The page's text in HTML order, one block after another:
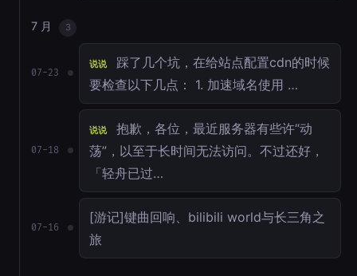
7 月 3
07-23
说说
踩了几个坑，在给站点配置cdn的时候
要检查以下几点： 1. 加速域名使用 …
07-18
说说
抱歉，各位，最近服务器有些许“动
荡”，以至于长时间无法访问。不过还好，
「轻舟已过…
07-16
[游记]键曲回响、bilibili world与长三角之
旅